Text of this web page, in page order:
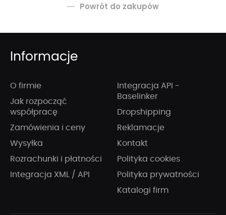
Powrót do zakupów
Informacje
O firmie
Jak rozpocząć
współpracę
Zamówienia i ceny
Wysyłka
Rozrachunki i płatności
Integracja XML / API
Integracja API -
Baselinker
Dropshipping
Reklamacje
Kontakt
Polityka cookies
Polityka prywatności
Katalogi firm